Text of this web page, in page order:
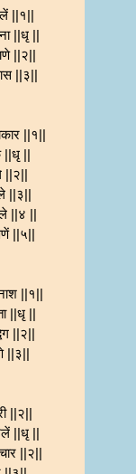
||१||
||धृ ||
||२||
||३||
||१||
||धृ ||
||२||
||३||
||४ ||
||५||
||१||
||धृ ||
||२||
||३||
||२||
||धृ ||
||२||